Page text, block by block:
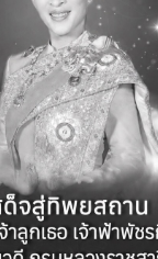
ปีสวนสัตว์เปิดเข
มิถุนายน 2569 ภ
กิจกรรมนิทรรศ
คอตสัตว์ป่า
และผลิตภัณ